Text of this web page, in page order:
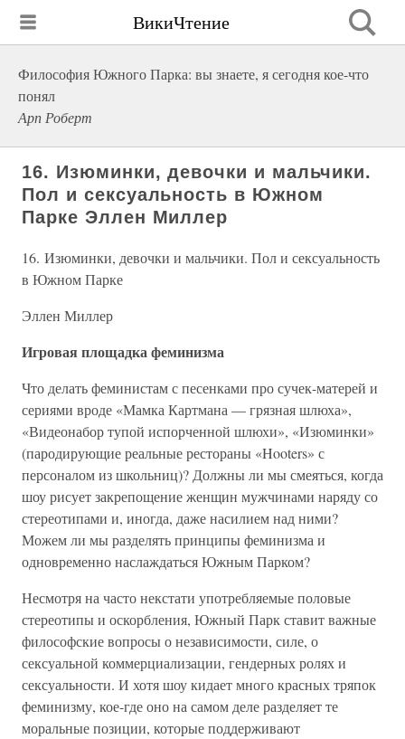
ВикиЧтение
Философия Южного Парка: вы знаете, я сегодня кое-что
понял
Арп Роберт
16. Изюминки, девочки и мальчики.
Пол и сексуальность в Южном
Парке Эллен Миллер
16. Изюминки, девочки и мальчики. Пол и сексуальность
в Южном Парке
Эллен Миллер
Игровая площадка феминизма
Что делать феминистам с песенками про сучек-матерей и
сериями вроде «Мамка Картмана — грязная шлюха»,
«Видеонабор тупой испорченной шлюхи», «Изюминки»
(пародирующие реальные рестораны «Hooters» с
персоналом из школьниц)? Должны ли мы смеяться, когда
шоу рисует закрепощение женщин мужчинами наряду со
стереотипами и, иногда, даже насилием над ними?
Можем ли мы разделять принципы феминизма и
одновременно наслаждаться Южным Парком?
Несмотря на часто некстати употребляемые половые
стереотипы и оскорбления, Южный Парк ставит важные
философские вопросы о независимости, силе, о
сексуальной коммерциализации, гендерных ролях и
сексуальности. И хотя шоу кидает много красных тряпок
феминизму, кое-где оно на самом деле разделяет те
моральные позиции, которые поддерживают